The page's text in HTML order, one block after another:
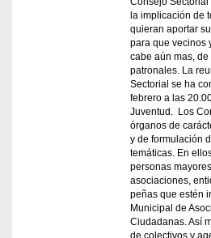
la implicación de
quieran aportar
para que vecinos
cabe aún mas,
patronales. La
Sectorial se ha
febrero a las
Juventud. Los
órganos de
y de formulación
temáticas. En
personas
asociaciones,
peñas que estén
Municipal de
Ciudadanas. Así
de colectivos y